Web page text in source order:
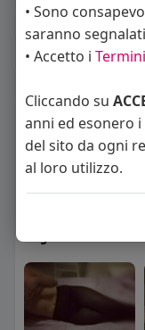
Album (0)
• Sono
saranno
• Accetto i
Cliccando su
anni ed esonero
del sito da ogni
al loro utilizzo.